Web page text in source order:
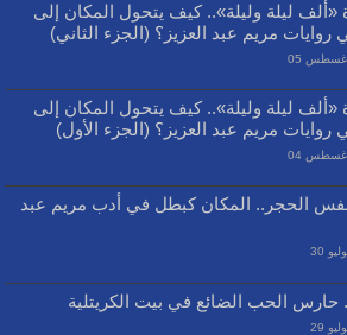
«ألف ليلة وليلة».. كيف يتحول المكان إلى
مريم عبد العزيز؟ (الجزء الثاني)
«ألف ليلة وليلة».. كيف يتحول المكان إلى
مريم عبد العزيز؟ (الجزء الأول)
الحجر.. المكان كبطل في أدب مريم عبد
حارس الحب الضائع في بيت الكريتلية